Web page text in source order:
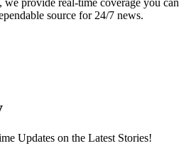
we provide real-time coverage you can
source for 24/7 news.
Updates on the Latest Stories!